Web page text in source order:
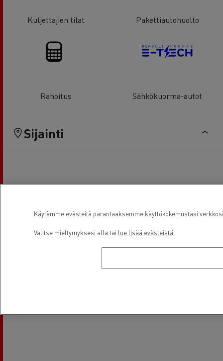
Kuljettajien tilat Pakettiautohuolto
Rahoitus Sähkökuorma-autot
Sijainti
Käytämme evästeitä parantaaksemme käyttökokemustasi
Valitse mieltymyksesi alla tai lue lisää evästeistä.